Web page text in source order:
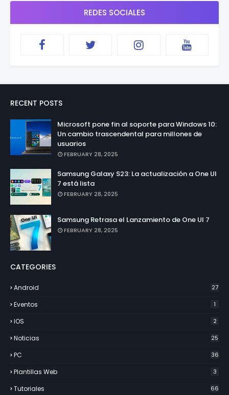
REDES SOCIALES
RECENT POSTS
Microsoft pone fin al soporte para Windows 10:
Un cambio trascendental para millones de
usuarios
FEBRUARY 28, 2025
Samsung Galaxy S23: La actualización a One UI
7 está lista
FEBRUARY 28, 2025
Samsung Retrasa el Lanzamiento de One UI 7
FEBRUARY 28, 2025
CATEGORIES
Android 27
Eventos 1
IOS 2
Noticias 25
PC 36
Plantillas Web 3
Tutoriales 66